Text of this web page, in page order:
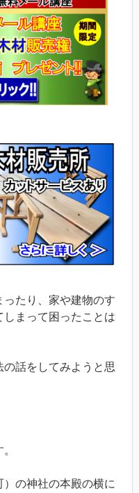
たり、家や建物のす
しまって困ったことは
の話をしてみようと思
）の神社の本殿の横に